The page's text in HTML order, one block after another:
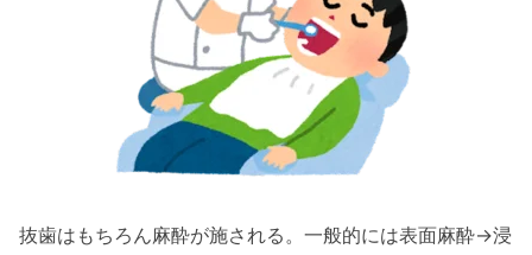
抜歯はもちろん麻酔が施される。一般的には表面麻酔→浸